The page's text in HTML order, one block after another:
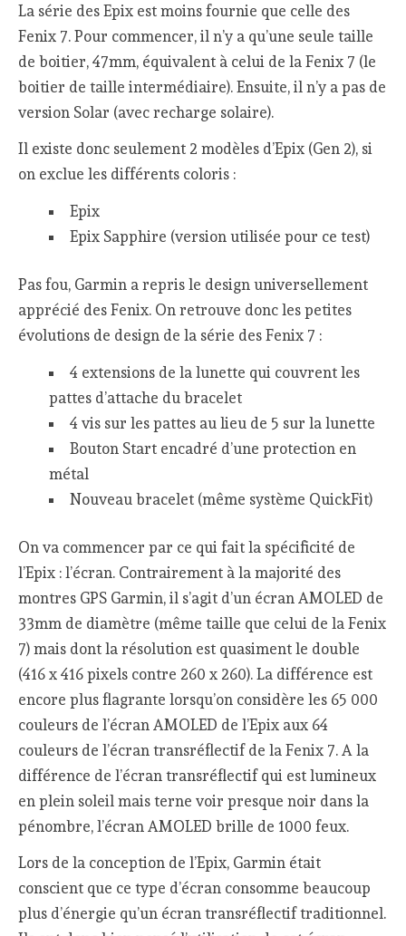
La série des Epix est moins fournie que celle des
Fenix 7. Pour commencer, il n’y a qu’une seule taille
de boitier, 47mm, équivalent à celui de la Fenix 7 (le
boitier de taille intermédiaire). Ensuite, il n’y a pas de
version Solar (avec recharge solaire).
Il existe donc seulement 2 modèles d’Epix (Gen 2), si
on exclue les différents coloris :
Epix
Epix Sapphire (version utilisée pour ce test)
Pas fou, Garmin a repris le design universellement
apprécié des Fenix. On retrouve donc les petites
évolutions de design de la série des Fenix 7 :
4 extensions de la lunette qui couvrent les
pattes d’attache du bracelet
4 vis sur les pattes au lieu de 5 sur la lunette
Bouton Start encadré d’une protection en
métal
Nouveau bracelet (même système QuickFit)
On va commencer par ce qui fait la spécificité de
l’Epix : l’écran. Contrairement à la majorité des
montres GPS Garmin, il s’agit d’un écran AMOLED de
33mm de diamètre (même taille que celui de la Fenix
7) mais dont la résolution est quasiment le double
(416 x 416 pixels contre 260 x 260). La différence est
encore plus flagrante lorsqu’on considère les 65 000
couleurs de l’écran AMOLED de l’Epix aux 64
couleurs de l’écran transréflectif de la Fenix 7. A la
différence de l’écran transréflectif qui est lumineux
en plein soleil mais terne voir presque noir dans la
pénombre, l’écran AMOLED brille de 1000 feux.
Lors de la conception de l’Epix, Garmin était
conscient que ce type d’écran consomme beaucoup
plus d’énergie qu’un écran transréflectif traditionnel.